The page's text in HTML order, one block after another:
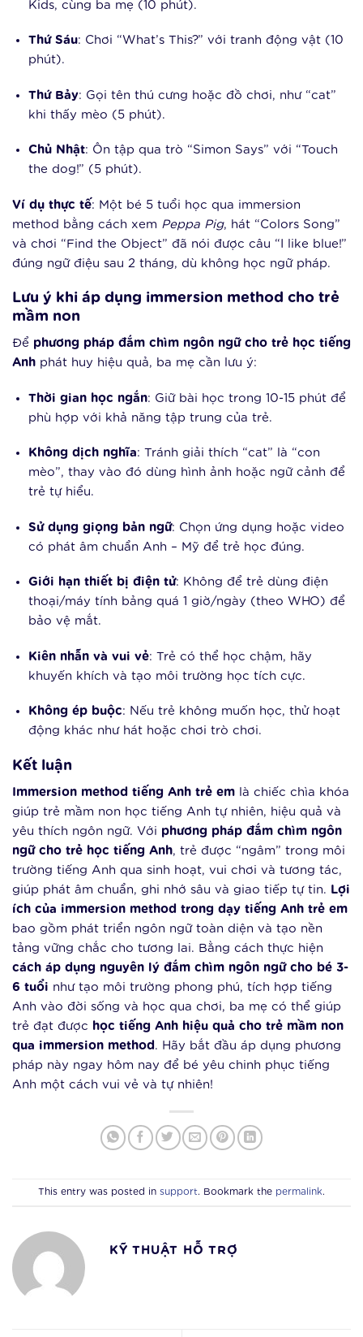
Kids, cùng ba mẹ (10 phút).
Thứ Sáu: Chơi “What’s This?” với tranh động vật (10
phút).
Thứ Bảy: Gọi tên thú cưng hoặc đồ chơi, như “cat”
khi thấy mèo (5 phút).
Chủ Nhật: Ôn tập qua trò “Simon Says” với “Touch
the dog!” (5 phút).
Ví dụ thực tế: Một bé 5 tuổi học qua immersion
method bằng cách xem Peppa Pig, hát “Colors Song”
và chơi “Find the Object” đã nói được câu “I like blue!”
đúng ngữ điệu sau 2 tháng, dù không học ngữ pháp.
Lưu ý khi áp dụng immersion method cho trẻ
mầm non
Để phương pháp đắm chìm ngôn ngữ cho trẻ học tiếng
Anh phát huy hiệu quả, ba mẹ cần lưu ý:
Thời gian học ngắn: Giữ bài học trong 10-15 phút để
phù hợp với khả năng tập trung của trẻ.
Không dịch nghĩa: Tránh giải thích “cat” là “con
mèo”, thay vào đó dùng hình ảnh hoặc ngữ cảnh để
trẻ tự hiểu.
Sử dụng giọng bản ngữ: Chọn ứng dụng hoặc video
có phát âm chuẩn Anh – Mỹ để trẻ học đúng.
Giới hạn thiết bị điện tử: Không để trẻ dùng điện
thoại/máy tính bảng quá 1 giờ/ngày (theo WHO) để
bảo vệ mắt.
Kiên nhẫn và vui vẻ: Trẻ có thể học chậm, hãy
khuyến khích và tạo môi trường học tích cực.
Không ép buộc: Nếu trẻ không muốn học, thử hoạt
động khác như hát hoặc chơi trò chơi.
Kết luận
Immersion method tiếng Anh trẻ em là chiếc chìa khóa
giúp trẻ mầm non học tiếng Anh tự nhiên, hiệu quả và
yêu thích ngôn ngữ. Với phương pháp đắm chìm ngôn
ngữ cho trẻ học tiếng Anh, trẻ được “ngâm” trong môi
trường tiếng Anh qua sinh hoạt, vui chơi và tương tác,
giúp phát âm chuẩn, ghi nhớ sâu và giao tiếp tự tin. Lợi
ích của immersion method trong dạy tiếng Anh trẻ em
bao gồm phát triển ngôn ngữ toàn diện và tạo nền
tảng vững chắc cho tương lai. Bằng cách thực hiện
cách áp dụng nguyên lý đắm chìm ngôn ngữ cho bé 3-
6 tuổi như tạo môi trường phong phú, tích hợp tiếng
Anh vào đời sống và học qua chơi, ba mẹ có thể giúp
trẻ đạt được học tiếng Anh hiệu quả cho trẻ mầm non
qua immersion method . Hãy bắt đầu áp dụng phương
pháp này ngay hôm nay để bé yêu chinh phục tiếng
Anh một cách vui vẻ và tự nhiên!
This entry was posted in support. Bookmark the permalink.
KỸ THUẬT HỖ TRỢ